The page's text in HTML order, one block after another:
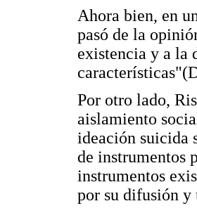
Ahora bien, en
pasó de la
existencia y a la
Por otro lado,
aislamiento
ideación suicida
de instrumentos
instrumentos
por su difusión y